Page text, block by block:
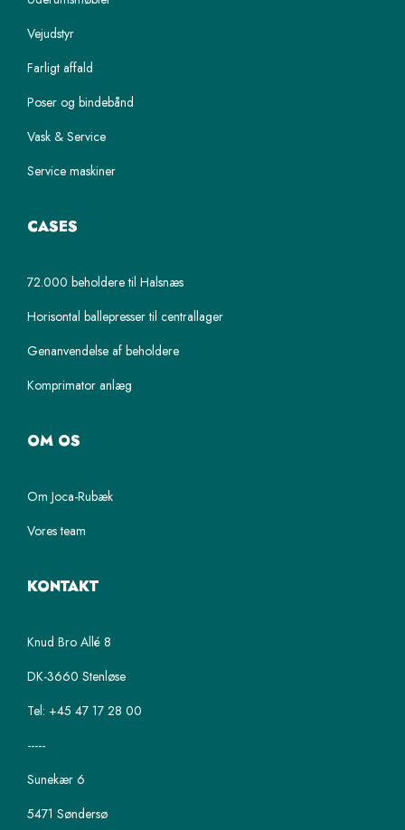
Vejudstyr
Farligt affald
Poser og bindebånd
Vask & Service
Service maskiner
CASES
72.000 beholdere til Halsnæs
Horisontal ballepresser til centrallager
Genanvendelse af beholdere
Komprimator anlæg
OM OS
Om Joca-Rubæk
Vores team
KONTAKT
Knud Bro Allé 8
DK-3660 Stenløse
Tel: +45 47 17 28 00
-----
Sunekær 6
5471 Søndersø